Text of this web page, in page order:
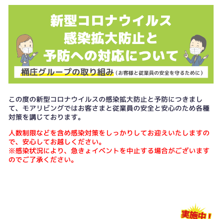
この度の新型コロナウイルスの感染拡大防止と予防につきまし
て、モアリビングではお客さまと従業員の安全と安心のため各種
対策を講じております。
人数制限などを含め感染対策をしっかりしてお迎えいたしますの
で、安心してお越しください。
※感染状況により、急きょイベントを中止する場合がございます
のでご了承ください。